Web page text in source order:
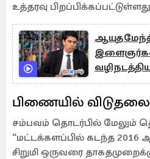
உத்தரவு
அர்ச்சுனா
பிணையில் விடுதலை
சம்பவம் தொடர்பில் மேலும்
“மட்டக்களப்பில் கடந்த
சிறுமி ஒருவரை